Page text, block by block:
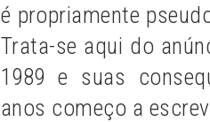
é propriamente
Trata-se aqui do
1989 e suas
anos começo a